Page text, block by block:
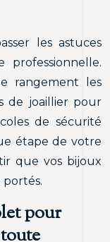
les astuces
rangement les
de joaillier pour
de sécurité
étape de votre
que vos bijoux
pour